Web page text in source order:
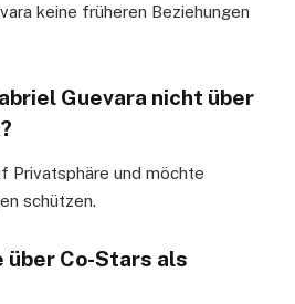
keine früheren Beziehungen
Guevara nicht über
Privatsphäre und möchte
schützen.
über Co-Stars als